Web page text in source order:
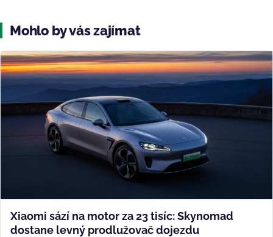
Mohlo by vás zajímat
Xiaomi sází na motor za 23 tisíc: Skynomad
dostane levný prodlužovač dojezdu